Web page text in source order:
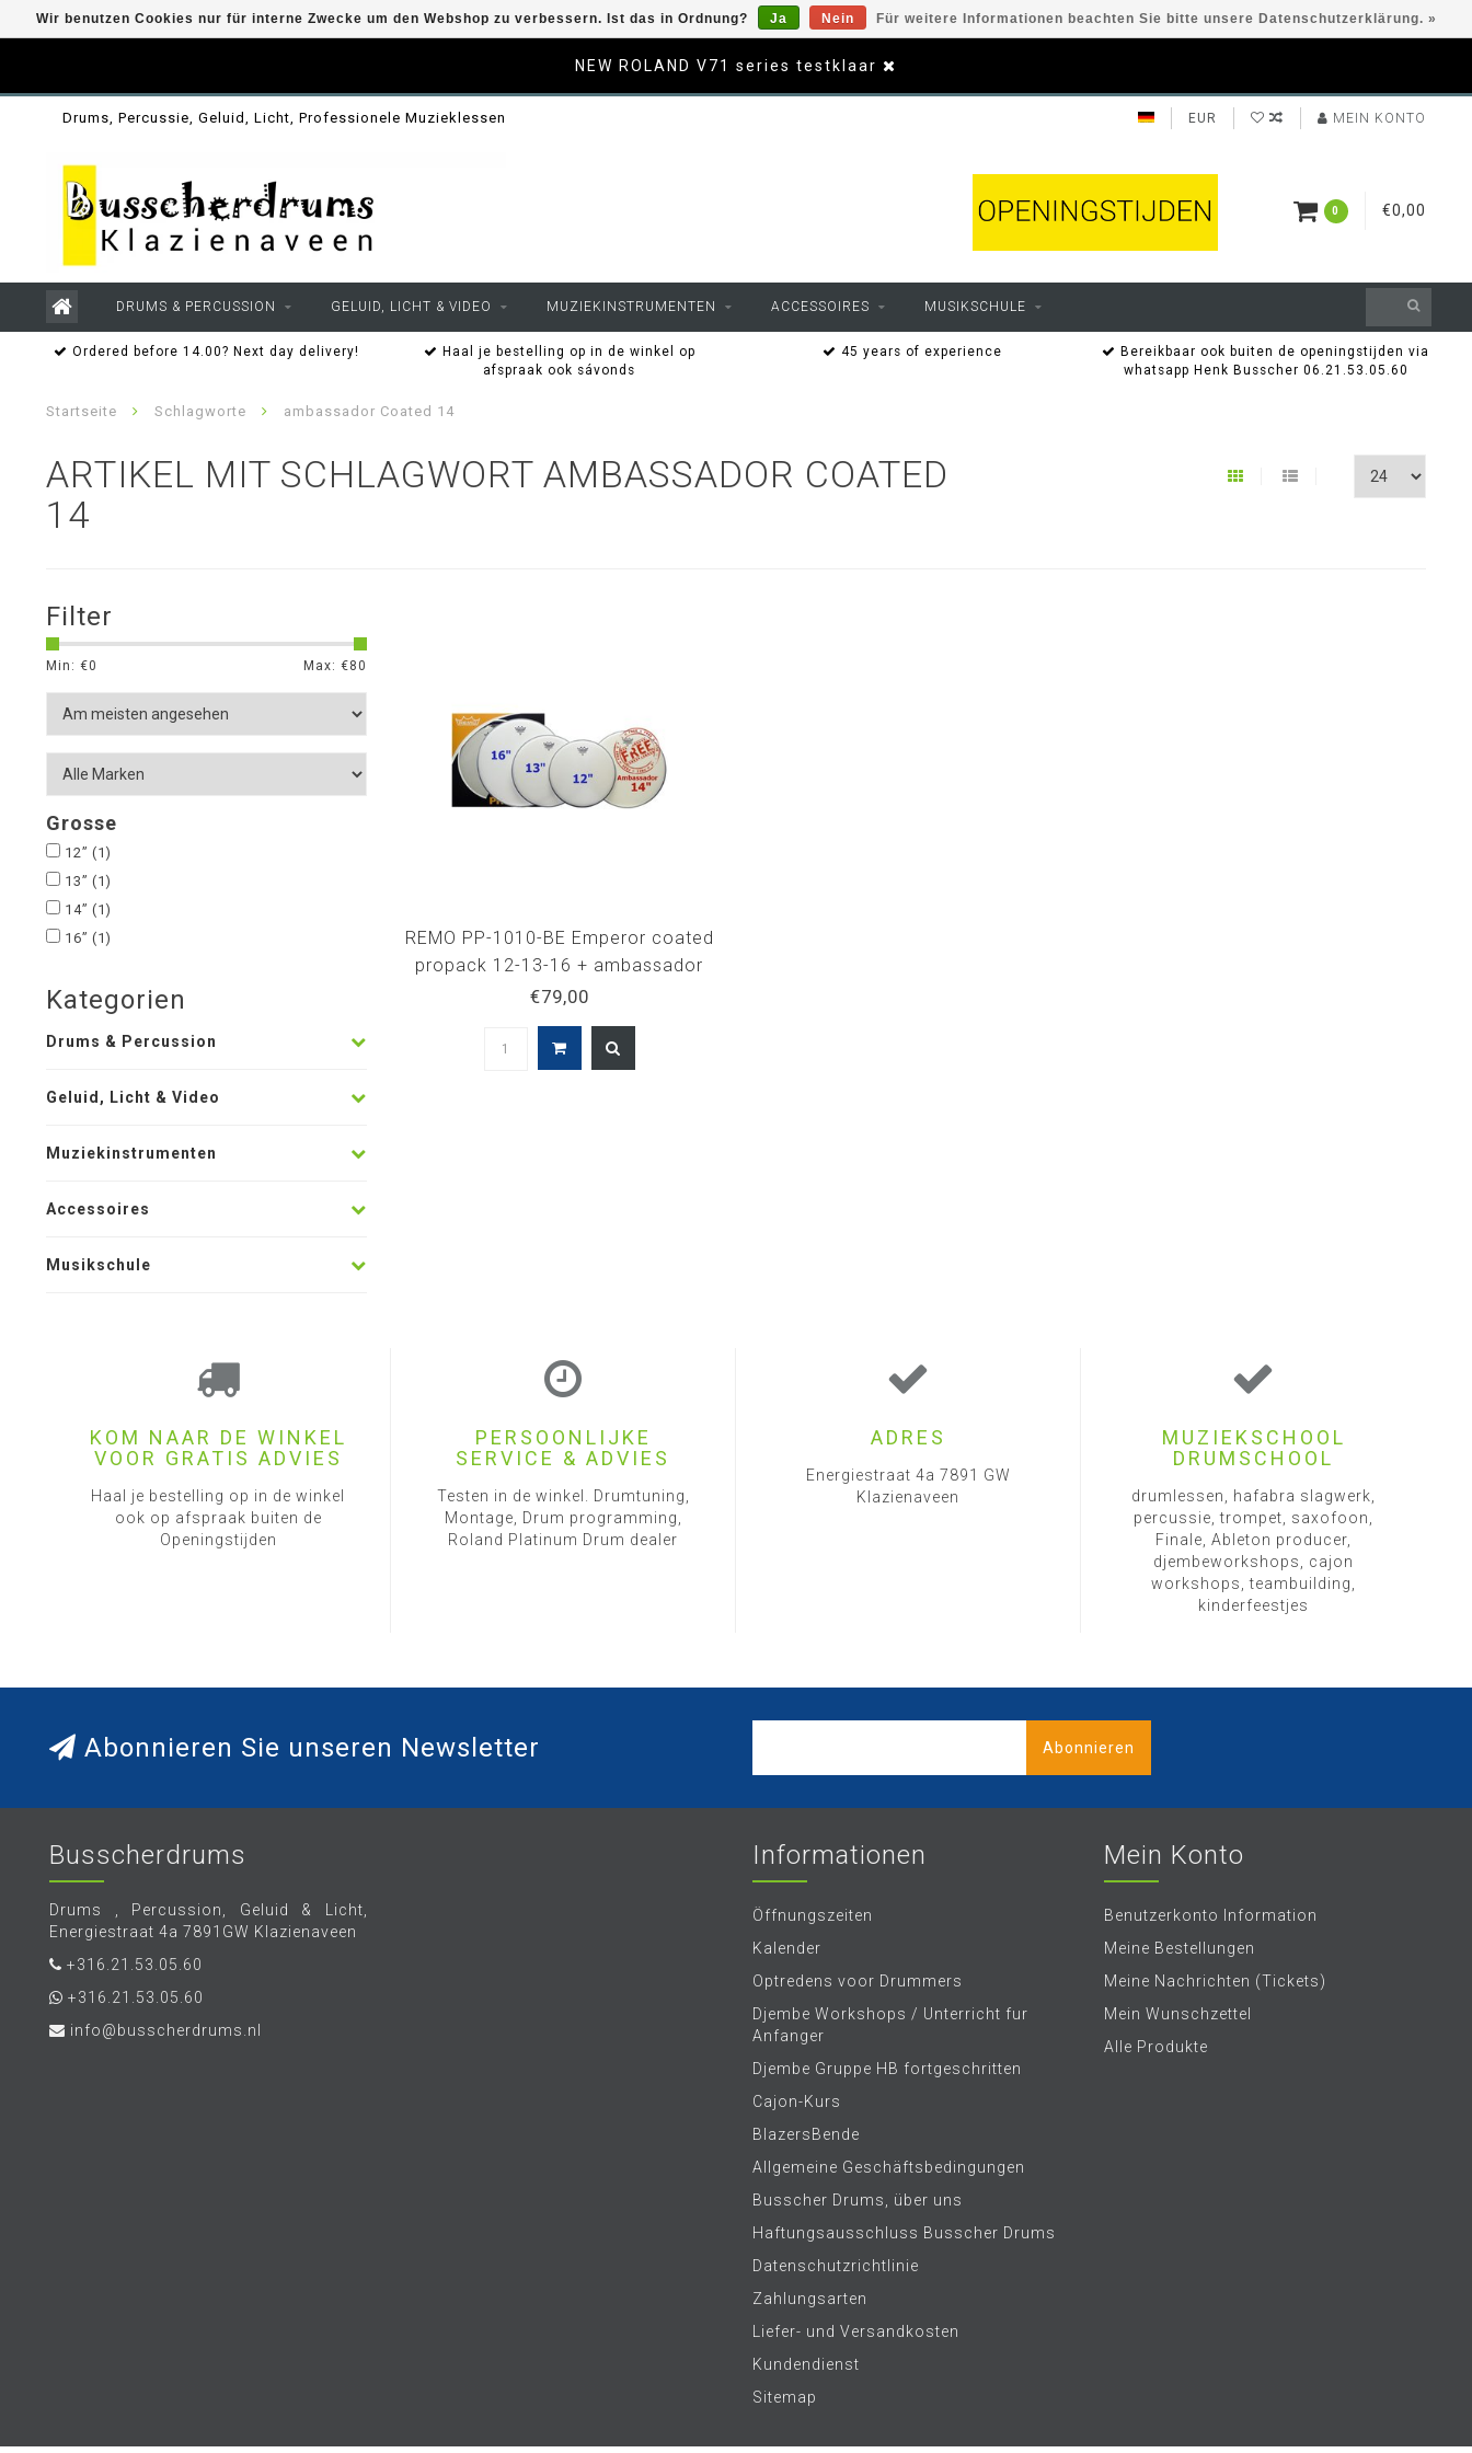
NEW ROLAND V71 series testklaar
Drums, Percussie, Geluid, Licht, Professionele Muzieklessen EUR MEIN KONTO
0 €0,00
DRUMS & PERCUSSION GELUID, LICHT & VIDEO MUZIEKINSTRUMENTEN ACCESSOIRES MUSIKSCHULE
Ordered before 14.00? Next day delivery!
Haal je bestelling op in de winkel op
afspraak ook sávonds
45 years of experience
Bereikbaar ook buiten de openingstijden via
whatsapp Henk Busscher 06.21.53.05.60
Startseite Schlagworte ambassador Coated 14
ARTIKEL MIT SCHLAGWORT AMBASSADOR COATED
14
Filter
Min: €0 Max: €80
Grosse
12” (1)
13” (1)
14” (1)
16” (1)
Kategorien
Drums & Percussion
Geluid, Licht & Video
Muziekinstrumenten
Accessoires
Musikschule
REMO PP-1010-BE Emperor coated
propack 12-13-16 + ambassador
Coated 14
€79,00
Wir benutzen Cookies nur für interne Zwecke um den Webshop zu verbessern. Ist das in Ordnung? Ja Nein Für weitere Informationen beachten Sie bitte unsere Datenschutzerklärung. »
KOM NAAR DE WINKEL
VOOR GRATIS ADVIES
Haal je bestelling op in de winkel
ook op afspraak buiten de
Openingstijden
PERSOONLIJKE
SERVICE & ADVIES
Testen in de winkel. Drumtuning,
Montage, Drum programming,
Roland Platinum Drum dealer
ADRES
Energiestraat 4a 7891 GW
Klazienaveen
MUZIEKSCHOOL
DRUMSCHOOL
drumlessen, hafabra slagwerk,
percussie, trompet, saxofoon,
Finale, Ableton producer,
djembeworkshops, cajon
workshops, teambuilding,
kinderfeestjes
Abonnieren Sie unseren Newsletter Abonnieren
Busscherdrums
Drums , Percussion, Geluid & Licht,
Energiestraat 4a 7891GW Klazienaveen
+316.21.53.05.60
+316.21.53.05.60
info@busscherdrums.nl
Informationen
Öffnungszeiten
Kalender
Optredens voor Drummers
Djembe Workshops / Unterricht fur
Anfanger
Djembe Gruppe HB fortgeschritten
Cajon-Kurs
BlazersBende
Allgemeine Geschäftsbedingungen
Busscher Drums, über uns
Haftungsausschluss Busscher Drums
Datenschutzrichtlinie
Zahlungsarten
Liefer- und Versandkosten
Kundendienst
Sitemap
Mein Konto
Benutzerkonto Information
Meine Bestellungen
Meine Nachrichten (Tickets)
Mein Wunschzettel
Alle Produkte